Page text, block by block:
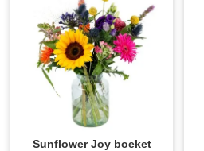
Sunflower Joy boeket